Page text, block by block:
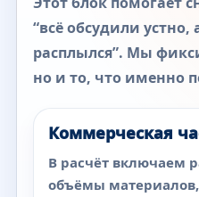
“всё обсудили устно,
расплылся”. Мы
но и то, что именно
Коммерческая
В расчёт включаем
объёмы